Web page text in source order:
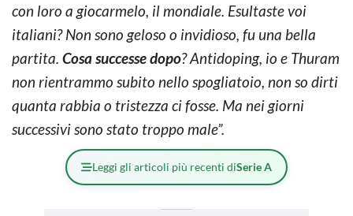
con loro a giocarmelo, il mondiale. Esultaste voi
italiani? Non sono geloso o invidioso, fu una bella
partita. Cosa successe dopo? Antidoping, io e Thuram
non rientrammo subito nello spogliatoio, non so dirti
quanta rabbia o tristezza ci fosse. Ma nei giorni
successivi sono stato troppo male”.
Leggi gli articoli più recenti diSerie A